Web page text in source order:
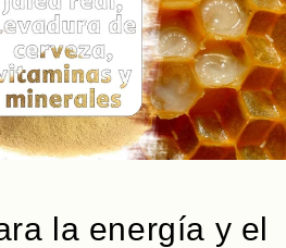
la energía y el